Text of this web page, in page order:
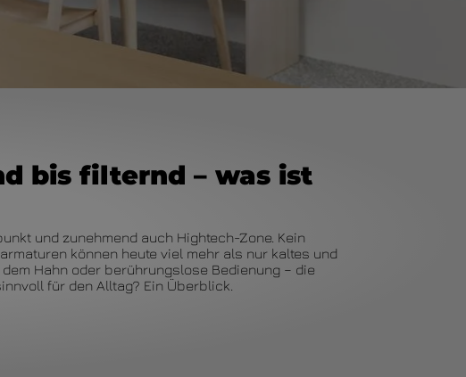
bis filternd – was ist
und zunehmend auch Hightech-Zone. Kein
können heute viel mehr als nur kaltes und
Hahn oder berührungslose Bedienung – die
für den Alltag? Ein Überblick.